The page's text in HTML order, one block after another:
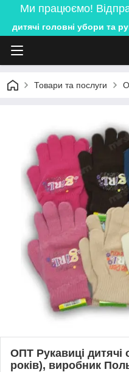
Ми працюємо!
дитячі головні убори та
Товари та послуги
ОПТ Рукавиці дитячі
років), виробник